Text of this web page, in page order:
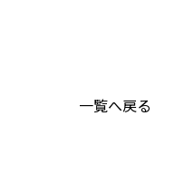
一覧へ戻る